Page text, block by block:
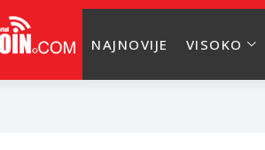
NAJNOVIJE VISOKO